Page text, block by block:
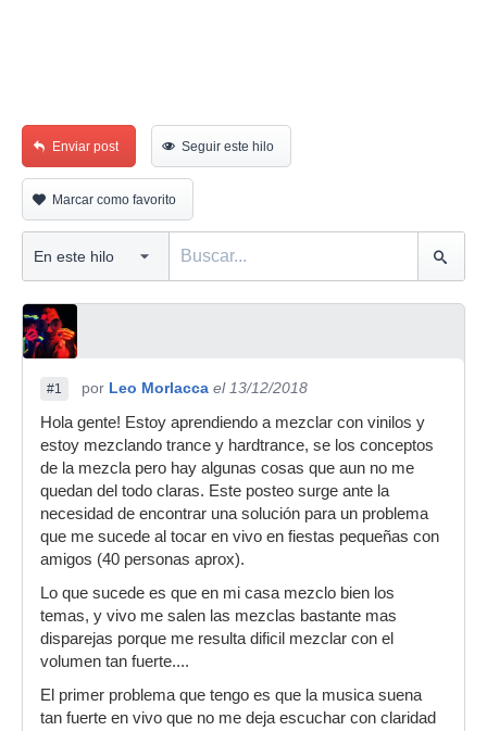
Enviar post Seguir este hilo
Marcar como favorito
#1 por Leo Morlacca el 13/12/2018
Hola gente! Estoy aprendiendo a mezclar con vinilos y
estoy mezclando trance y hardtrance, se los conceptos
de la mezcla pero hay algunas cosas que aun no me
quedan del todo claras. Este posteo surge ante la
necesidad de encontrar una solución para un problema
que me sucede al tocar en vivo en fiestas pequeñas con
amigos (40 personas aprox).
Lo que sucede es que en mi casa mezclo bien los
temas, y vivo me salen las mezclas bastante mas
disparejas porque me resulta dificil mezclar con el
volumen tan fuerte....
El primer problema que tengo es que la musica suena
tan fuerte en vivo que no me deja escuchar con claridad